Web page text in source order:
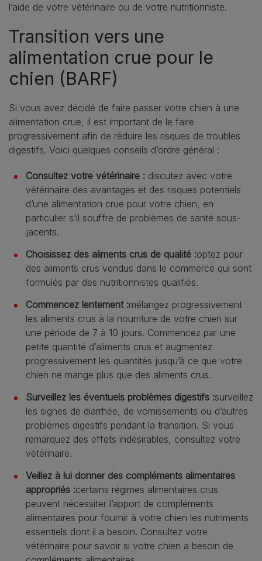
l’aide de votre vétérinaire ou de votre nutritionniste.
Transition vers une
alimentation crue pour le
chien (BARF)
Si vous avez décidé de faire passer votre chien à une
alimentation crue, il est important de le faire
progressivement afin de réduire les risques de troubles
digestifs. Voici quelques conseils d’ordre général :
Consultez votre vétérinaire : discutez avec votre
vétérinaire des avantages et des risques potentiels
d’une alimentation crue pour votre chien, en
particulier s’il souffre de problèmes de santé sous-
jacents.
Choisissez des aliments crus de qualité :optez pour
des aliments crus vendus dans le commerce qui sont
formulés par des nutritionnistes qualifiés.
Commencez lentement :mélangez progressivement
les aliments crus à la nourriture de votre chien sur
une période de 7 à 10 jours. Commencez par une
petite quantité d’aliments crus et augmentez
progressivement les quantités jusqu’à ce que votre
chien ne mange plus que des aliments crus.
Surveillez les éventuels problèmes digestifs :surveillez
les signes de diarrhée, de vomissements ou d’autres
problèmes digestifs pendant la transition. Si vous
remarquez des effets indésirables, consultez votre
vétérinaire.
Veillez à lui donner des compléments alimentaires
appropriés :certains régimes alimentaires crus
peuvent nécessiter l’apport de compléments
alimentaires pour fournir à votre chien les nutriments
essentiels dont il a besoin. Consultez votre
vétérinaire pour savoir si votre chien a besoin de